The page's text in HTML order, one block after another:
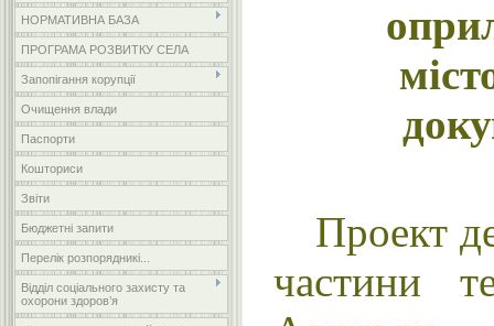
НОРМАТИВНА БАЗА
ПРОГРАМА РОЗВИТКУ СЕЛА
Запопігання корупції
Очищення влади
Паспорти
Кошториси
Звіти
Бюджетні запити
Перелік розпорядникі...
Відділ соціального захисту та
охорони здоров’я
Проект
частини